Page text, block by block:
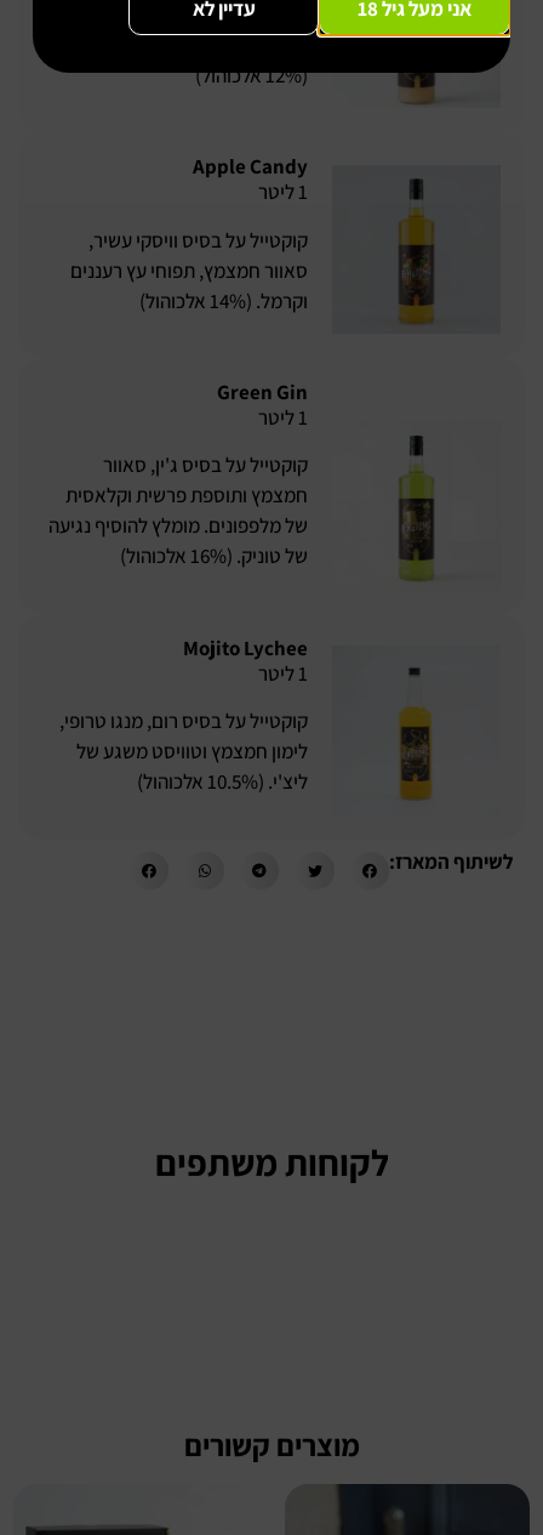
ביאנקו, סירופ בננה עשיר ומיץ
(12% אלכוהול)
Apple Candy
1 ליטר
קוקטייל על בסיס וויסקי עשיר,
סאוור חמצמץ, תפוחי עץ רעננים
וקרמל. (14% אלכוהול)
Green Gin
1 ליטר
קוקטייל על בסיס ג'ין, סאוור
חמצמץ ותוספת פרשית וקלאסית
של מלפפונים. מומלץ להוסיף נגיעה
של טוניק. (16% אלכוהול)
Mojito Lychee
1 ליטר
קוקטייל על בסיס רום, מנגו טרופי,
לימון חמצמץ וטוויסט משגע של
ליצ'י. (10.5% אלכוהול)
לשיתוף המארז:
לקוחות משתפים
מוצרים קשורים
אני מעל גיל 18 עדיין לא